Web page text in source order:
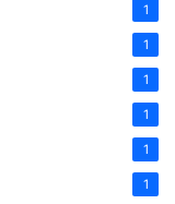
1
1
1
1
1
1